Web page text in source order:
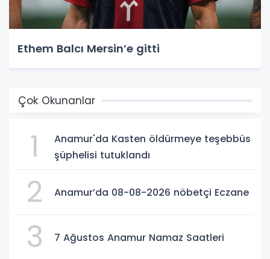
Ethem Balcı Mersin’e gitti
Çok Okunanlar
1
Anamur'da Kasten öldürmeye teşebbüs
şüphelisi tutuklandı
2 Anamur’da 08-08-2026 nöbetçi Eczane
3 7 Ağustos Anamur Namaz Saatleri